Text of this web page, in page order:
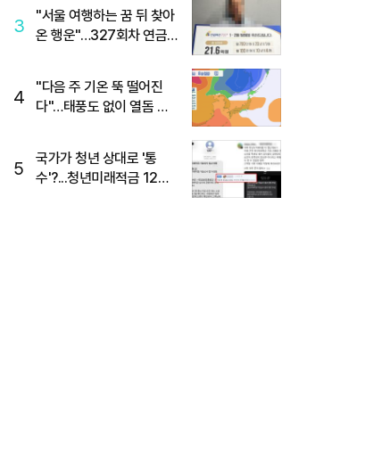
3
"서울 여행하는 꿈 뒤 찾아
온 행운"…327회차 연금
4
"다음 주 기온 뚝 떨어진
다"…태풍도 없이 열돔 박
5
국가가 청년 상대로 '통
수'?...청년미래적금 12%